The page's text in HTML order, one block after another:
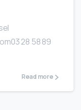
28 58 89
Read more